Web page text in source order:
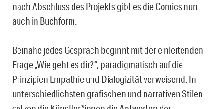
nach Abschluss des Projekts gibt es die Comics nun
auch in Buchform.
Beinahe jedes Gespräch beginnt mit der einleitenden
Frage „Wie geht es dir?“, paradigmatisch auf die
Prinzipien Empathie und Dialogizität verweisend. In
unterschiedlichsten grafischen und narrativen Stilen